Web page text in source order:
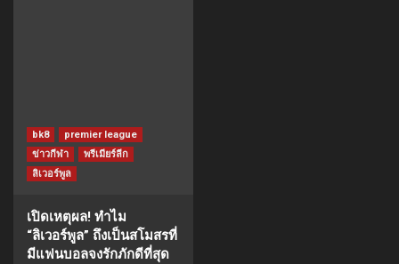
bk8
premier league
ข่าวกีฬา
พรีเมียร์ลีก
ลิเวอร์พูล
เปิดเหตุผล! ทำไม
“ลิเวอร์พูล” ถึงเป็นสโมสรที่
มีแฟนบอลจงรักภักดีที่สุด